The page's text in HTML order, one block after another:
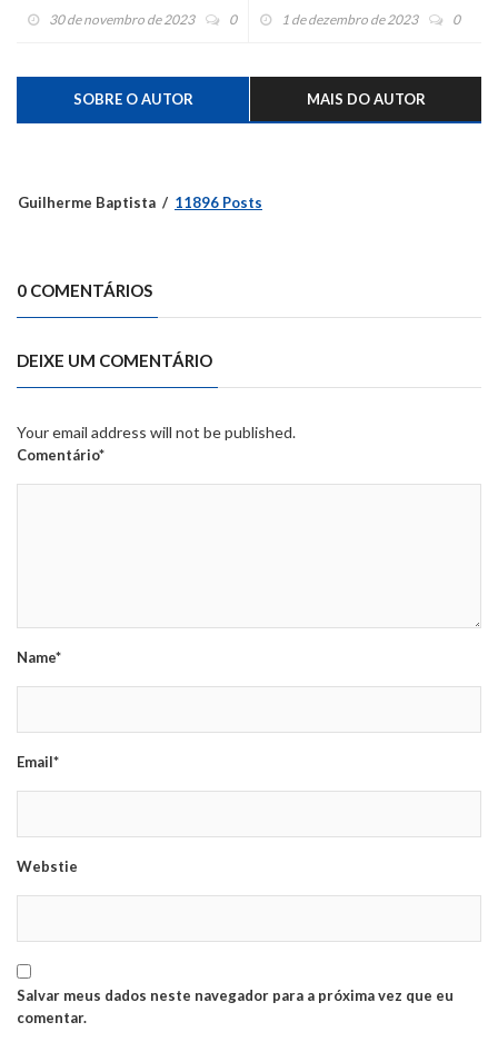
30 de novembro de 2023 0 1 de dezembro de 2023 0
SOBRE O AUTOR MAIS DO AUTOR
Guilherme Baptista 11896 Posts
0 COMENTÁRIOS
DEIXE UM COMENTÁRIO
Your email address will not be published.
Comentário*
Name*
Email*
Webstie
Salvar meus dados neste navegador para a próxima vez que eu
comentar.